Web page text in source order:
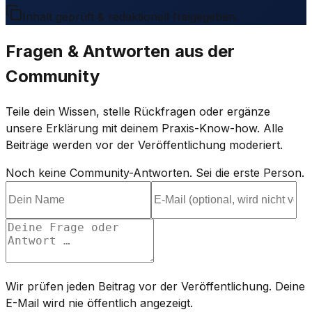
Inhalt geprüft & redaktionell freigegeben.
Fragen & Antworten aus der
Community
Teile dein Wissen, stelle Rückfragen oder ergänze
unsere Erklärung mit deinem Praxis-Know-how. Alle
Beiträge werden vor der Veröffentlichung moderiert.
Noch keine Community-Antworten. Sei die erste Person.
Wir prüfen jeden Beitrag vor der Veröffentlichung. Deine
E-Mail wird nie öffentlich angezeigt.